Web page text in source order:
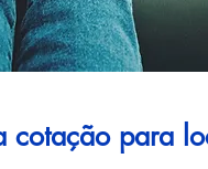
cotação para